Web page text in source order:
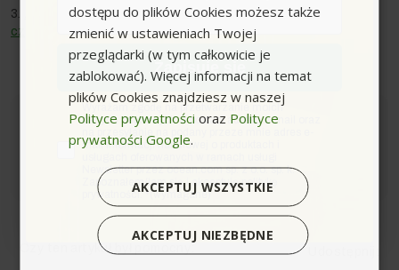
3.
Zasady używania parownic i podstawowe metody
czyszczenia
Autor: myjki.com
Czy ten artykuł był pomocny:
dostępu do plików Cookies możesz także
zmienić w ustawieniach Twojej
przeglądarki (w tym całkowicie je
zablokować). Więcej informacji na temat
plików Cookies znajdziesz w naszej
Polityce prywatności oraz Polityce
prywatności Google.
AKCEPTUJ WSZYSTKIE
AKCEPTUJ NIEZBĘDNE
Zapisuję się
zgodaWyrażam zgodę na przetwarzanie moich
danych osobowych w postaci adresu e-mail oraz
na przesyłanie na podany przeze mnie adres e-
mail informacji handlowej o produktach i
Newsletter przez ocean.com sp. z o.o. sp. k.
Zapoznałem/łam się i akceptuję politykę
prywatności. *(wymagane)